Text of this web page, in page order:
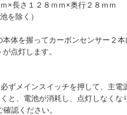
×長さ１２８ｍｍ×奥行２８ｍｍ
を除く）
体を握ってカーボンセンサー２本
点灯します。
メインスイッチを押して、主電
、電池が消耗し、点灯しなくな
認ください。